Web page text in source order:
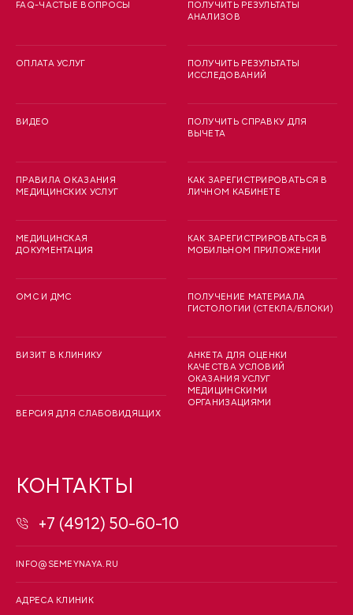
FAQ-ЧАСТЫЕ ВОПРОСЫ
ОПЛАТА УСЛУГ
ВИДЕО
ПРАВИЛА ОКАЗАНИЯ
МЕДИЦИНСКИХ УСЛУГ
МЕДИЦИНСКАЯ
ДОКУМЕНТАЦИЯ
ОМС И ДМС
ВИЗИТ В КЛИНИКУ
ВЕРСИЯ ДЛЯ СЛАБОВИДЯЩИХ
ПОЛУЧИТЬ РЕЗУЛЬТАТЫ
АНАЛИЗОВ
ПОЛУЧИТЬ РЕЗУЛЬТАТЫ
ИССЛЕДОВАНИЙ
ПОЛУЧИТЬ СПРАВКУ ДЛЯ
ВЫЧЕТА
КАК ЗАРЕГИСТРИРОВАТЬСЯ В
ЛИЧНОМ КАБИНЕТЕ
КАК ЗАРЕГИСТРИРОВАТЬСЯ В
МОБИЛЬНОМ ПРИЛОЖЕНИИ
ПОЛУЧЕНИЕ МАТЕРИАЛА
ГИСТОЛОГИИ (СТЕКЛА/БЛОКИ)
АНКЕТА ДЛЯ ОЦЕНКИ
КАЧЕСТВА УСЛОВИЙ
ОКАЗАНИЯ УСЛУГ
МЕДИЦИНСКИМИ
ОРГАНИЗАЦИЯМИ
КОНТАКТЫ
+7 (4912) 50-60-10
INFO@SEMEYNAYA.RU
АДРЕСА КЛИНИК